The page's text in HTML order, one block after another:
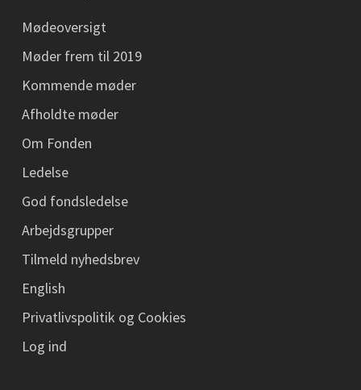
Mødeoversigt
Møder frem til 2019
Kommende møder
Afholdte møder
Om Fonden
Ledelse
God fondsledelse
Arbejdsgrupper
Tilmeld nyhedsbrev
English
Privatlivspolitik og Cookies
Log ind